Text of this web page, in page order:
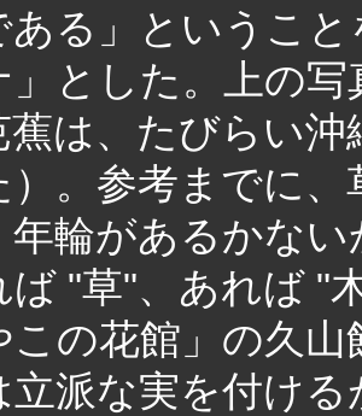
ある」というこ
」とした。上の
蕉は、たびらい
）。参考までに
年輪があるかな
ば "草"、あれば "
この花館」の久
立派な実を付け